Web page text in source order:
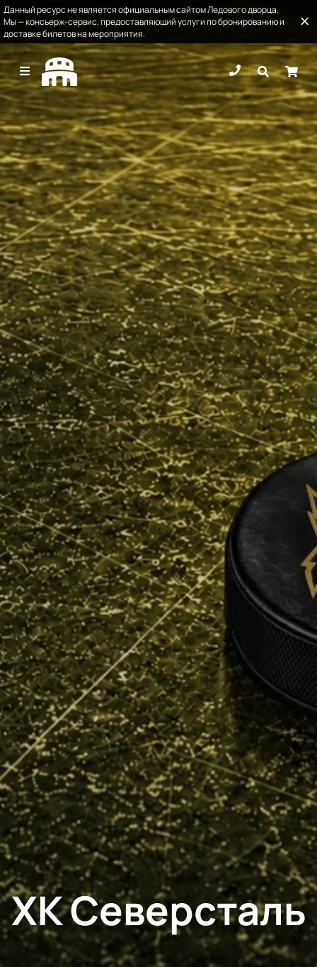
Данный ресурс не является официальным сайтом Ледового дворца.
Мы — консьерж-сервис, предоставляющий услуги по бронированию и
доставке билетов на мероприятия.
ХК Северсталь